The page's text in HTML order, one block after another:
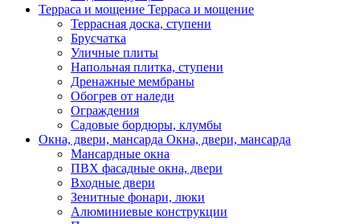
Терраса и мощение Терраса и мощение
Террасная доска, ступени
Брусчатка
Уличные плиты
Напольная плитка, ступени
Дренажные мембраны
Обогрев от наледи
Ограждения
Садовые бордюры, клумбы
Окна, двери, мансарда Окна, двери, мансарда
Мансардные окна
ПВХ фасадные окна, двери
Входные двери
Зенитные фонари, люки
Алюминиевые конструкции